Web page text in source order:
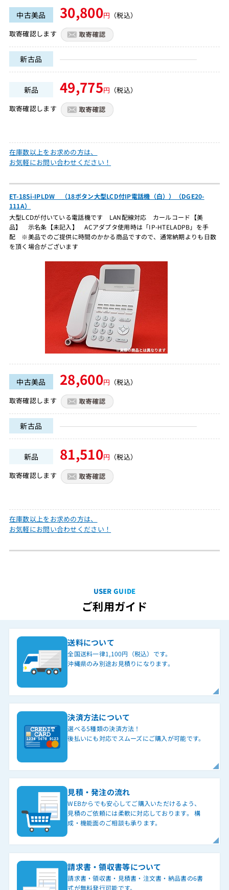
中古美品 30,800円 （税込）
取寄確認します
新古品
新品 49,775円 （税込）
取寄確認します
在庫数以上をお求めの方は、
お気軽にお問い合わせください！
ET-18Si-IPLDW （18ボタン大型LCD付IP電話機（白））（DGE20-
111A）
大型LCDが付いている電話機です LAN配線対応 カールコード【美
品】 示名条【未記入】 ACアダプタ使用時は「IP-HTELADPB」を手
配 ※美品でのご提供に時間のかかる商品ですので、通常納期よりも日数
を頂く場合がございます
中古美品 28,600円 （税込）
取寄確認します
新古品
新品 81,510円 （税込）
取寄確認します
在庫数以上をお求めの方は、
お気軽にお問い合わせください！
USER GUIDE
ご利用ガイド
送料について
全国送料一律1,100円（税込）です。
沖縄県のみ別途お見積りになります。
決済方法について
選べる5種類の決済方法！
後払いにも対応でスムーズにご購入が可能です。
見積・発注の流れ
WEBからでも安心してご購入いただけるよう、
見積のご依頼には柔軟に対応しております。 構
成・機能面のご相談も承ります。
請求書・領収書等について
請求書・領収書・見積書・注文書・納品書の6書
式が無料発行可能です。